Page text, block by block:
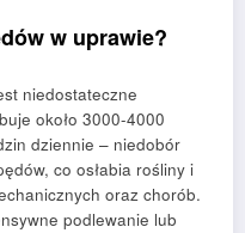
w uprawie?
niedostateczne
około 3000-4000
dziennie – niedobór
co osłabia rośliny i
oraz chorób.
podlewanie lub